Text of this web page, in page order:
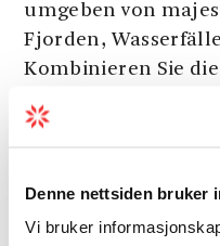
Denne nettsiden bruker
Vi bruker
umgeben von
Fjorden,
Kombinieren Sie
kulturellen
Folgefonnsenteret
können Sie die
Kunstinstallation